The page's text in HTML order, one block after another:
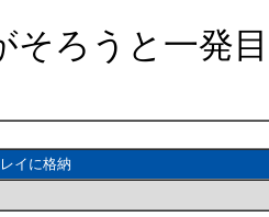
そろうと一発
イに格納